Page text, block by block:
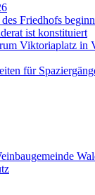
Friedhofs
ist konstituiert
Viktoriaplatz in
für